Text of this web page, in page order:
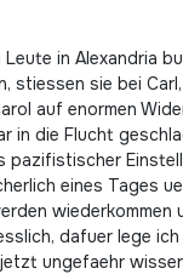
in Alexandria
stiessen sie bei
auf enormen
in die Flucht
pazifistischer
eines Tages
wiederkommen
dafuer lege ich
ungefaehr